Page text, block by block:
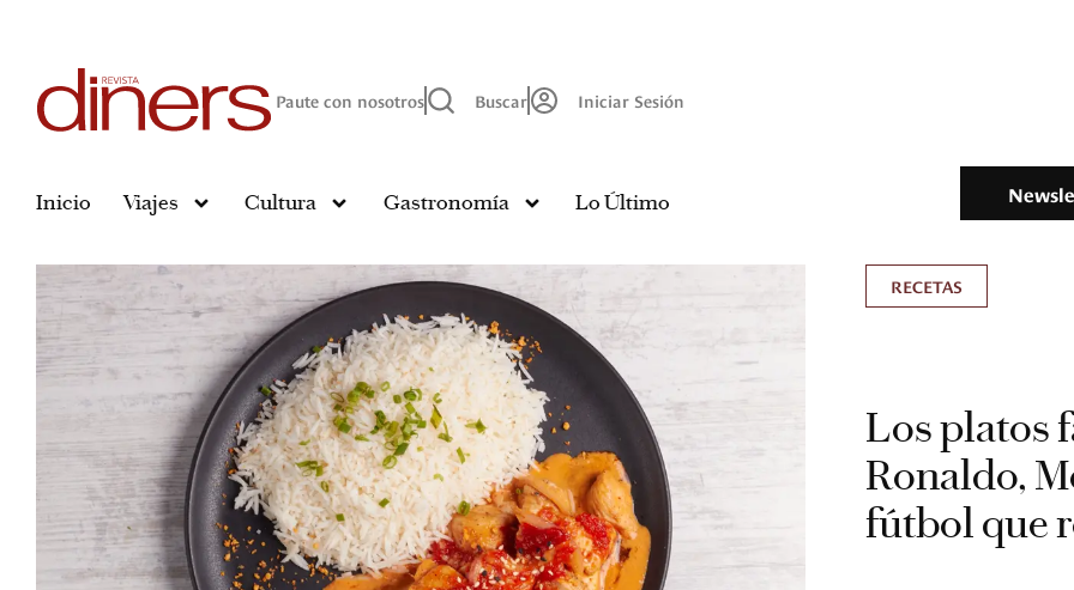
Paute con nosotros Buscar Iniciar Sesión
Inicio Viajes Cultura Gastronomía Lo Último
RECETAS
Los platos
Ronaldo,
fútbol que